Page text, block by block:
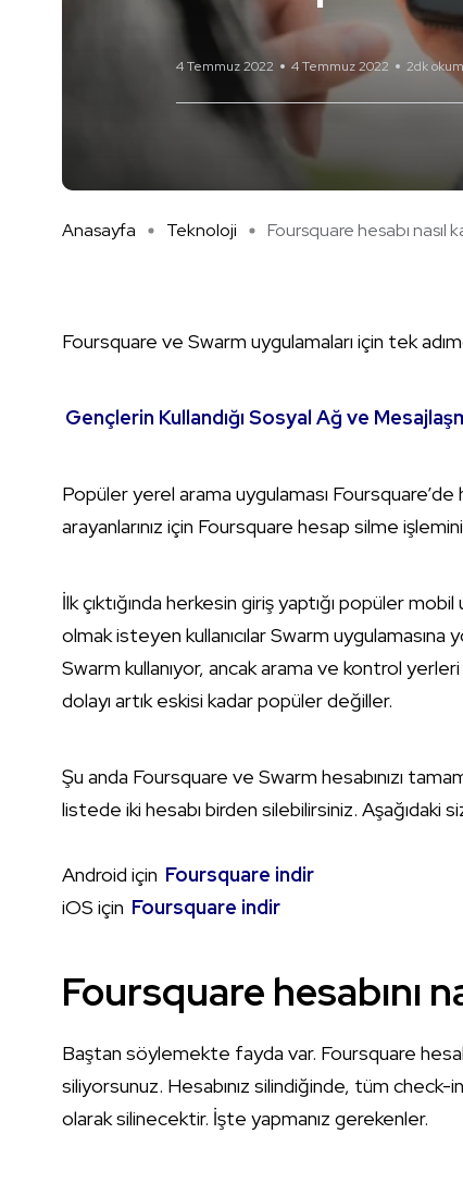
4 Temmuz 2022 4 Temmuz 2022 2dk
Anasayfa Teknoloji Foursquare hesabı nasıl
Foursquare ve Swarm uygulamaları için tek
Gençlerin Kullandığı Sosyal Ağ ve
Popüler yerel arama uygulaması
arayanlarınız için Foursquare hesap silme
İlk çıktığında herkesin giriş yaptığı popüler
olmak isteyen kullanıcılar Swarm uygulamasına
Swarm kullanıyor, ancak arama ve kontrol
dolayı artık eskisi kadar popüler değiller.
Şu anda Foursquare ve Swarm hesabınızı
listede iki hesabı birden silebilirsiniz. Aşağıdaki
Android için Foursquare indir
iOS için Foursquare indir
Foursquare hesabını
Baştan söylemekte fayda var. Foursquare
siliyorsunuz. Hesabınız silindiğinde, tüm
olarak silinecektir. İşte yapmanız gerekenler.